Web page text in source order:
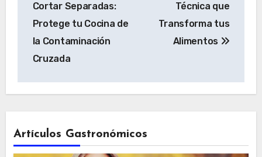
entradas
Cortar Separadas:
Protege tu Cocina de
la Contaminación
Cruzada
Técnica que
Transforma tus
Alimentos
Artículos Gastronómicos